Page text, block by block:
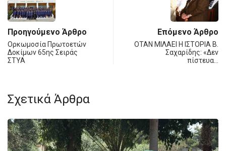
Προηγούμενο Άρθρο
Ορκωμοσία Πρωτοετών
Δοκίμων 65ης Σειράς
ΣTYA
Επόμενο Άρθρο
ΟΤΑΝ ΜΙΛΑΕΙ Η ΙΣΤΟΡΙΑ Β.
Σαχαρίδης: «Δεν
πίστευα…
Σχετικά Άρθρα